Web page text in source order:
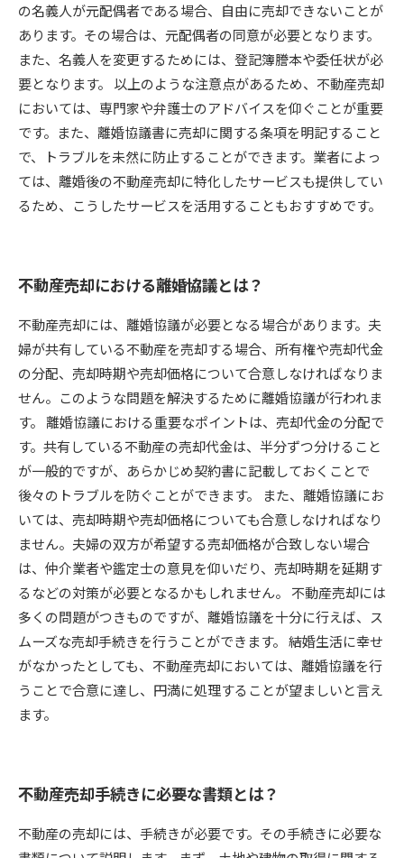
の名義人が元配偶者である場合、自由に売却できないことが
あります。その場合は、元配偶者の同意が必要となります。
また、名義人を変更するためには、登記簿謄本や委任状が必
要となります。 以上のような注意点があるため、不動産売却
においては、専門家や弁護士のアドバイスを仰ぐことが重要
です。また、離婚協議書に売却に関する条項を明記すること
で、トラブルを未然に防止することができます。業者によっ
ては、離婚後の不動産売却に特化したサービスも提供してい
るため、こうしたサービスを活用することもおすすめです。
不動産売却における離婚協議とは？
不動産売却には、離婚協議が必要となる場合があります。夫
婦が共有している不動産を売却する場合、所有権や売却代金
の分配、売却時期や売却価格について合意しなければなりま
せん。このような問題を解決するために離婚協議が行われま
す。 離婚協議における重要なポイントは、売却代金の分配で
す。共有している不動産の売却代金は、半分ずつ分けること
が一般的ですが、あらかじめ契約書に記載しておくことで
後々のトラブルを防ぐことができます。 また、離婚協議にお
いては、売却時期や売却価格についても合意しなければなり
ません。夫婦の双方が希望する売却価格が合致しない場合
は、仲介業者や鑑定士の意見を仰いだり、売却時期を延期す
るなどの対策が必要となるかもしれません。 不動産売却には
多くの問題がつきものですが、離婚協議を十分に行えば、ス
ムーズな売却手続きを行うことができます。 結婚生活に幸せ
がなかったとしても、不動産売却においては、離婚協議を行
うことで合意に達し、円満に処理することが望ましいと言え
ます。
不動産売却手続きに必要な書類とは？
不動産の売却には、手続きが必要です。その手続きに必要な